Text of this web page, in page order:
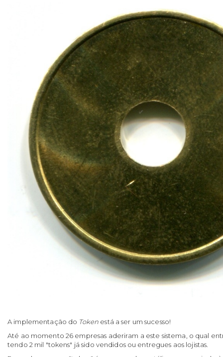
A implementação do Token está a ser um sucesso!
Até ao momento 26 empresas aderiram a este sistema, o qual
tendo 2 mil "tokens" já sido vendidos ou entregues aos lojistas.